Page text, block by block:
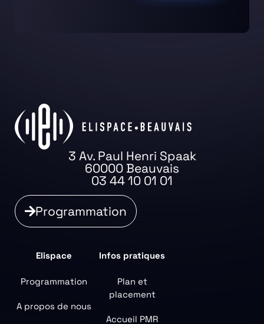
3 Av. Paul Henri Spaak
60000 Beauvais
03 44 10 01 01
Programmation
Elispace
Programmation
A propos de nous
Infos pratiques
Plan et
placement
Accueil PMR